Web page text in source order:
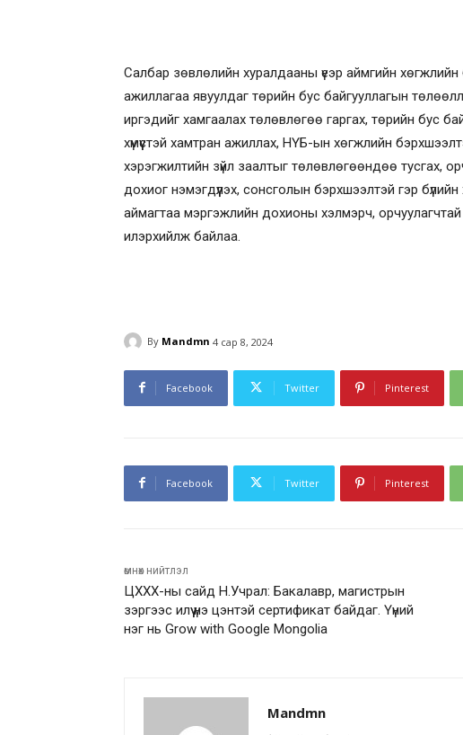
Салбар зөвлөлийн хуралдааны үеэр аймгийн хөгжлийн
ажиллагаа явуулдаг төрийн бус байгууллагын
иргэдийг хамгаалах төлөвлөгөө гаргах, төрийн бус
хүмүүстэй хамтран ажиллах, НҮБ-ын хөгжлийн
хэрэгжилтийн зүйл заалтыг төлөвлөгөөндөө тусгах,
дохиог нэмэгдүүлэх, сонсголын бэрхшээлтэй гэр бүлийн
аймагтаа мэргэжлийн дохионы хэлмэрч, орчуулагчтай
илэрхийлж байлаа.
By Mandmn 4 сар 8, 2024
Facebook Twitter Pinterest
Facebook Twitter Pinterest
өмнөх нийтлэл
ЦХХХ-ны сайд Н.Учрал: Бакалавр, магистрын
зэргээс илүү үнэ цэнтэй сертификат байдаг. Үүний
нэг нь Grow with Google Mongolia
Mandmn